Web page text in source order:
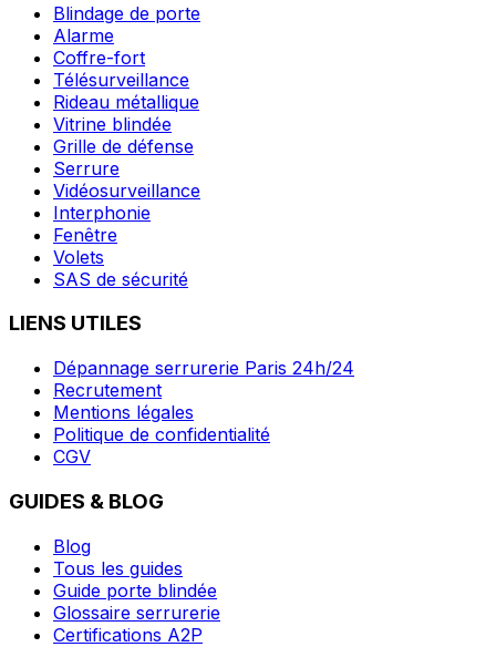
Blindage de porte
Alarme
Coffre-fort
Télésurveillance
Rideau métallique
Vitrine blindée
Grille de défense
Serrure
Vidéosurveillance
Interphonie
Fenêtre
Volets
SAS de sécurité
LIENS UTILES
Dépannage serrurerie Paris 24h/24
Recrutement
Mentions légales
Politique de confidentialité
CGV
GUIDES & BLOG
Blog
Tous les guides
Guide porte blindée
Glossaire serrurerie
Certifications A2P